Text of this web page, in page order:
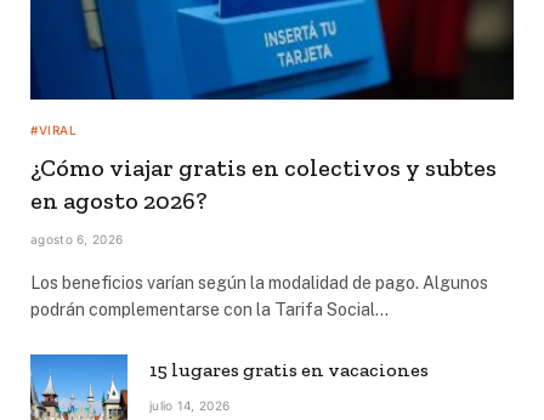
#VIRAL
¿Cómo viajar gratis en colectivos y subtes
en agosto 2026?
agosto 6, 2026
Los beneficios varían según la modalidad de pago. Algunos
podrán complementarse con la Tarifa Social…
15 lugares gratis en vacaciones
julio 14, 2026